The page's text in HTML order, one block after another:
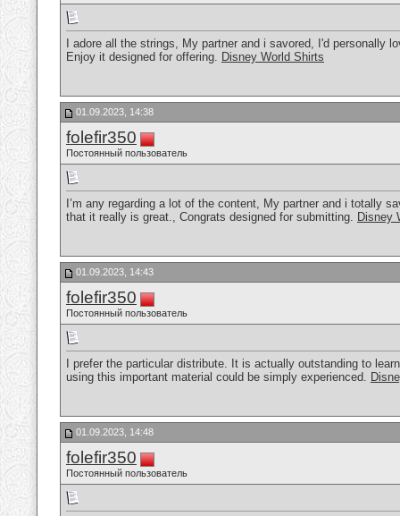
I adore all the strings, My partner and i savored, I'd
Enjoy it designed for offering. Disney World Shirts
01.09.2023, 14:38
folefir350
Постоянный пользователь
I’m any regarding a lot of the content, My partner and i totally
that it really is great., Congrats designed for submitting. Disney
01.09.2023, 14:43
folefir350
Постоянный пользователь
I prefer the particular distribute. It is actually outstanding to
using this important material could be simply experienced.
01.09.2023, 14:48
folefir350
Постоянный пользователь